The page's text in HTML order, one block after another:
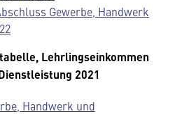
Gewerbe, Handwerk
Lehrlingseinkommen
2021
Handwerk und